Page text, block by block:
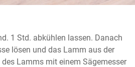
1 Std. abkühlen lassen. Danach
lösen und das Lamm aus der
Lamms mit einem Sägemesser